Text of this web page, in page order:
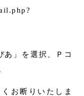
あ」を選択、Ｐコ
お断りいたしま